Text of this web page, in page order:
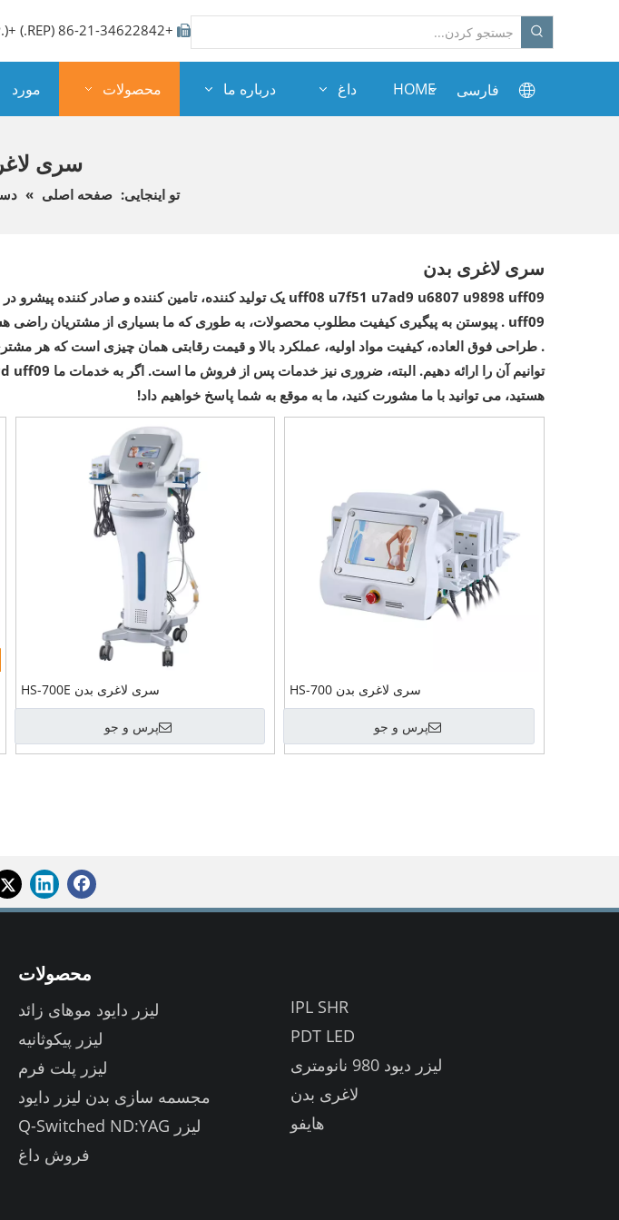

+86-21-34622842 (REP.) +86-21-34622015 (REP.)
HOME داغ درباره ما محصولات مورد فارسی
سری
تو اینجایی: صفحه اصلی »
سری لاغری بدن
uff08 u7f51 u7ad9 u6807 u9898 uff09 یک تولید کننده، تامین کننده و صادر کننده پیشرو
uff09 . پیوستن به پیگیری کیفیت مطلوب محصولات، به طوری که ما بسیاری از مشتریان راضی
. طراحی فوق العاده، کیفیت مواد اولیه، عملکرد بالا و قیمت رقابتی همان چیزی است که هر
توانیم آن را ارائه دهیم. البته، ضروری نیز خدمات پس از فروش ما است. اگر به خدمات ما uff09
هستید، می توانید با ما مشورت کنید، ما به موقع به شما پاسخ خواهیم داد!
سری لاغری بدن HS-700
پرس و جو
سری لاغری بدن HS-700E
پرس و جو
محصولات
لیزر دایود موهای زائد
لیزر پیکوثانیه
لیزر پلت فرم
مجسمه سازی بدن لیزر دایود
لیزر Q-Switched ND:YAG
فروش داغ
IPL SHR
PDT LED
لیزر دیود 980 نانومتری
لاغری بدن
هایفو